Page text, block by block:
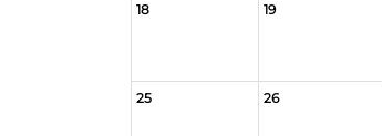
18 19
25 26